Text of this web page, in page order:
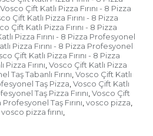
Vosco Çift Katlı Pizza Fırını - 8 Pizza
Çift Katlı Pizza Fırını - 8 Pizza
Çift Katlı Pizza Fırını - 8 Pizza
Pizza Fırını - 8 Pizza Profesyonel
Pizza Fırını - 8 Pizza Profesyonel
Çift Katlı Pizza Fırını - 8 Pizza
Fırını, Vosco Çift Katlı Pizza
Taş Tabanlı Fırını, Vosco Çift Katlı
Taş Pizza, Vosco Çift Katlı
Taş Pizza Fırını, Vosco Çift
Profesyonel Taş Fırını, vosco pizza,
vosco pizza fırını,